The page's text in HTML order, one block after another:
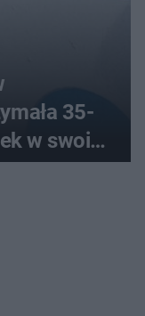
35-
w swoim